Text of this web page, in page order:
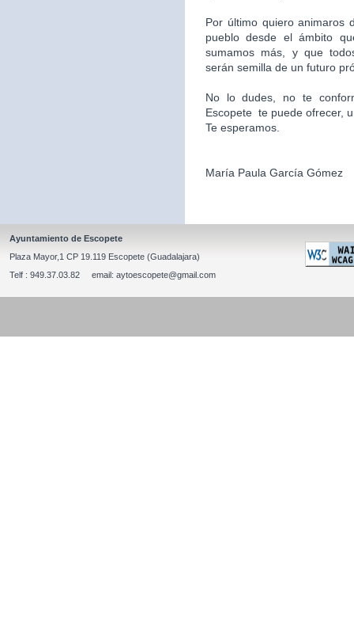
Por último quiero animaros
pueblo desde el ámbito
sumamos más, y que
serán semilla de un futuro
No lo dudes, no te
Escopete te puede ofrecer,
Te esperamos.
María Paula García Gómez
Ayuntamiento de Escopete
Plaza Mayor,1 CP 19.119 Escopete (Guadalajara)
Telf : 949.37.03.82 email: aytoescopete@gmail.com